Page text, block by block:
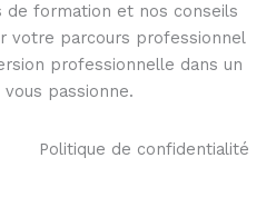
de formation et nos conseils
votre parcours professionnel
professionnelle dans un
passionne.
Politique de confidentialité